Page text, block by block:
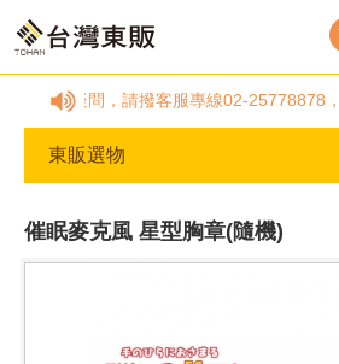
任何疑問，請撥客服專線02-25778878，(
東販選物
催眠麥克風 星型胸章(隨機)